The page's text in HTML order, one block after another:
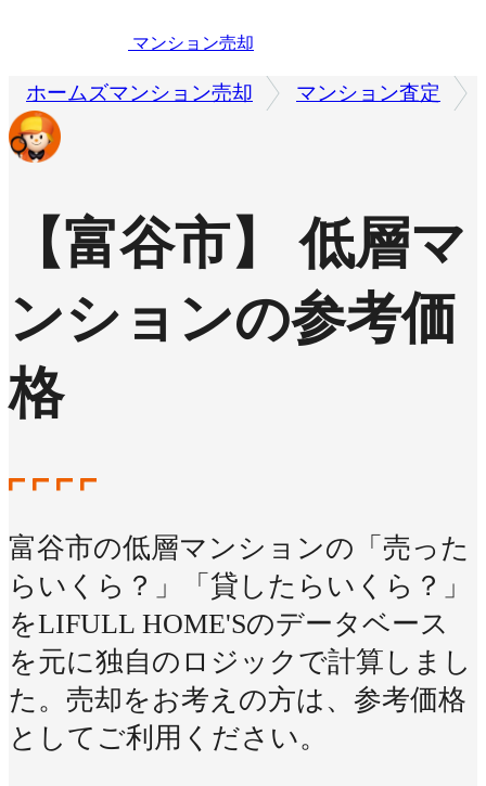
マンション売却
ホームズマンション売却 マンション査定
【富谷市】 低層マ
ンションの参考価
格
富谷市の低層マンションの「売った
らいくら？」「貸したらいくら？」
をLIFULL HOME'Sのデータベース
を元に独自のロジックで計算しまし
た。売却をお考えの方は、参考価格
としてご利用ください。